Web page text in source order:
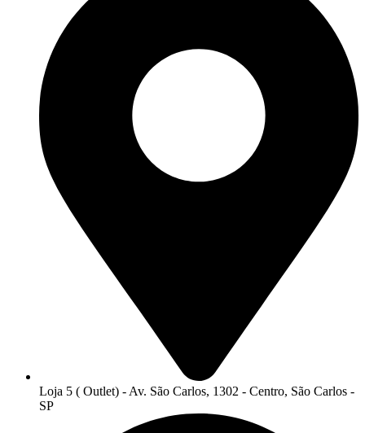
Loja 5 ( Outlet) - Av. São Carlos, 1302 - Centro, São Carlos -
SP